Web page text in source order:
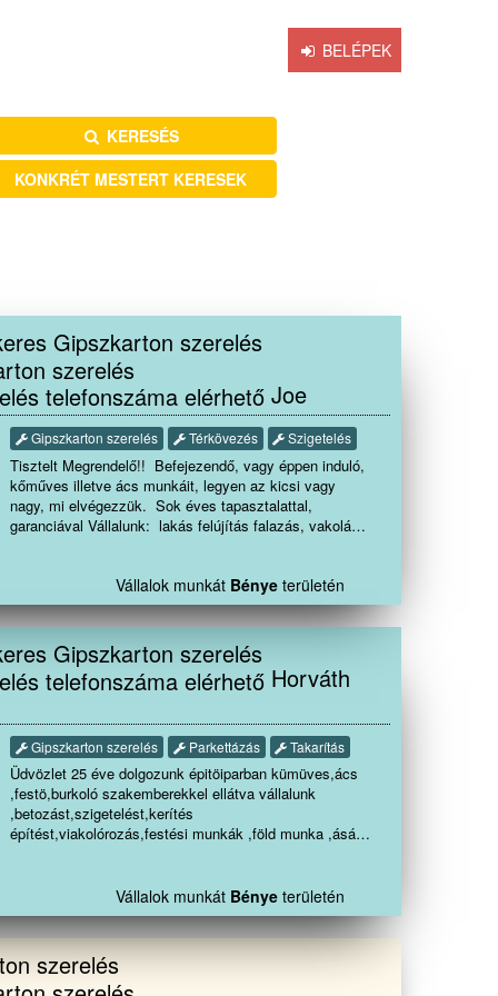
BELÉPEK
KERESÉS
KONKRÉT MESTERT KERESEK
Joe
Gipszkarton szerelés Térkövezés Szigetelés
Tisztelt Megrendelő!! Befejezendő, vagy éppen induló,
kőműves illetve ács munkáit, legyen az kicsi vagy
nagy, mi elvégezzük. Sok éves tapasztalattal,
garanciával Vállalunk: lakás felújítás falazás, vakolás,
hőszigetelés, hideg-meleg
burkolás, bontás festés térbetonozás gipszkartonozás ácsmunkák
akár S.O.Sajtók-ablakok cseréje mindenfele munkák az
épitőiparban Megbízhatóság, precizitás, ha gyorsan
minőségi munkára van szüksége hívjon bátran !!!
Vállalok munkát Bénye területén
Horváth
Gipszkarton szerelés Parkettázás Takarítás
Üdvözlet 25 éve dolgozunk épitöiparban kümüves,ács
,festö,burkoló szakemberekkel ellátva vállalunk
,betozást,szigetelést,kerítés
építést,viakolórozás,festési munkák ,föld munka ,ásás
munka rugalmas gyors szakszerü megbízható munkát
végzünk.Az elvégzett munkákra garanciát vállalunk
Hivjon bizalommal akár hétvégén ünnepnapokon
is.Köszönöm, hogy végig olvasta és csapatomat
válasza a munka végzésére.
Vállalok munkát Bénye területén